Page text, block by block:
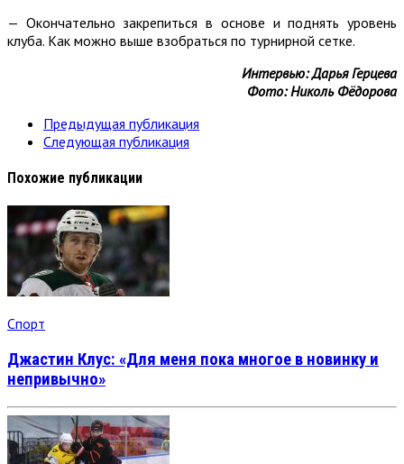
— Окончательно закрепиться в основе и поднять уровень
клуба. Как можно выше взобраться по турнирной сетке.
Интервью: Дарья Герцева
Фото: Николь Фёдорова
Предыдущая публикация
Следующая публикация
Похожие публикации
Спорт
Джастин Клус: «Для меня пока многое в новинку и
непривычно»